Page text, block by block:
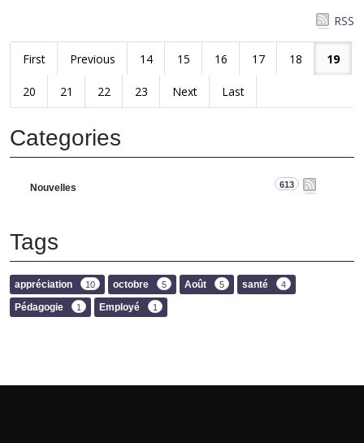
RSS
First Previous 14 15 16 17 18 19
20 21 22 23 Next Last
Categories
Nouvelles 613
Tags
appréciation 10 octobre 5 Août 5 santé 4
Pédagogie 1 Employé 1